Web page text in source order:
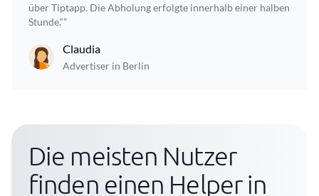
über Tiptapp. Die Abholung erfolgte innerhalb einer halben
Stunde.“”
Claudia
Advertiser in Berlin
Die meisten Nutzer
finden einen Helper in